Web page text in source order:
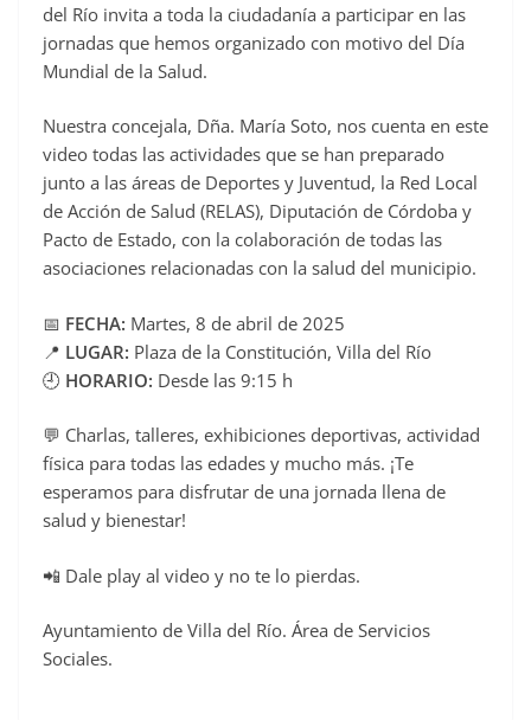
k
del Río invita a toda la ciudadanía a participar en las
jornadas que hemos organizado con motivo del Día
Mundial de la Salud.
Nuestra concejala, Dña. María Soto, nos cuenta en este
video todas las actividades que se han preparado
junto a las áreas de Deportes y Juventud, la Red Local
de Acción de Salud (RELAS), Diputación de Córdoba y
Pacto de Estado, con la colaboración de todas las
asociaciones relacionadas con la salud del municipio.
📅 FECHA: Martes, 8 de abril de 2025
📍 LUGAR: Plaza de la Constitución, Villa del Río
🕘 HORARIO: Desde las 9:15 h
💬 Charlas, talleres, exhibiciones deportivas, actividad
física para todas las edades y mucho más. ¡Te
esperamos para disfrutar de una jornada llena de
salud y bienestar!
📲 Dale play al video y no te lo pierdas.
Ayuntamiento de Villa del Río. Área de Servicios
Sociales.